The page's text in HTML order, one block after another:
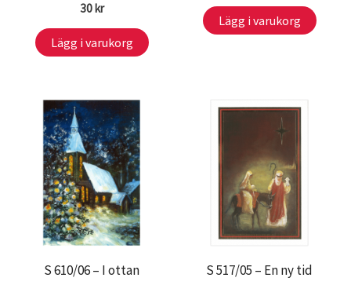
30 kr
Lägg i varukorg
Lägg i varukorg
S 610/06 – I ottan S 517/05 – En ny tid